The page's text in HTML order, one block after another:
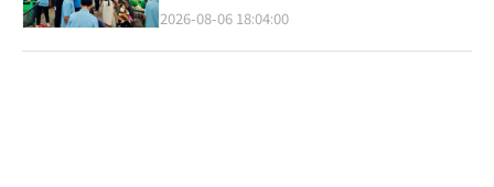
2026-08-06 18:04:00